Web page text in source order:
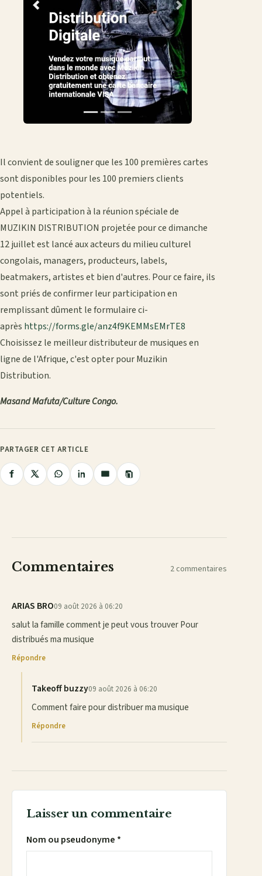
Il convient de souligner que les 100 premières cartes
sont disponibles pour les 100 premiers clients
potentiels.
Appel à participation à la réunion spéciale de
MUZIKIN DISTRIBUTION projetée pour ce dimanche
12 juillet est lancé aux acteurs du milieu culturel
congolais, managers, producteurs, labels,
beatmakers, artistes et bien d'autres. Pour ce faire, ils
sont priés de confirmer leur participation en
remplissant dûment le formulaire ci-
après https://forms.gle/anz4f9KEMMsEMrTE8
Choisissez le meilleur distributeur de musiques en
ligne de l'Afrique, c'est opter pour Muzikin
Distribution.
Masand Mafuta/Culture Congo.
PARTAGER CET ARTICLE
PartagerPartagerPartagerPartagerPartager
Copier
le
Commentaires 2 commentaires
ARIAS BRO09 août 2026 à 06:20
salut la famille comment je peut vous trouver Pour
distribués ma musique
Répondre
Takeoff buzzy09 août 2026 à 06:20
Comment faire pour distribuer ma musique
Répondre
Laisser un commentaire
Nom ou pseudonyme *